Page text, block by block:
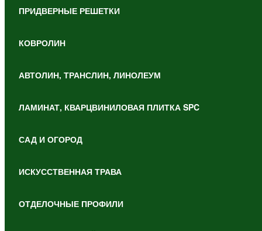
ПРИДВЕРНЫЕ РЕШЕТКИ
КОВРОЛИН
АВТОЛИН, ТРАНСЛИН, ЛИНОЛЕУМ
ЛАМИНАТ, КВАРЦВИНИЛОВАЯ ПЛИТКА SPC
САД И ОГОРОД
ИСКУССТВЕННАЯ ТРАВА
ОТДЕЛОЧНЫЕ ПРОФИЛИ